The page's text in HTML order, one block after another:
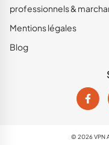
professionnels &
Mentions légales
Blog
© 2026 VPN